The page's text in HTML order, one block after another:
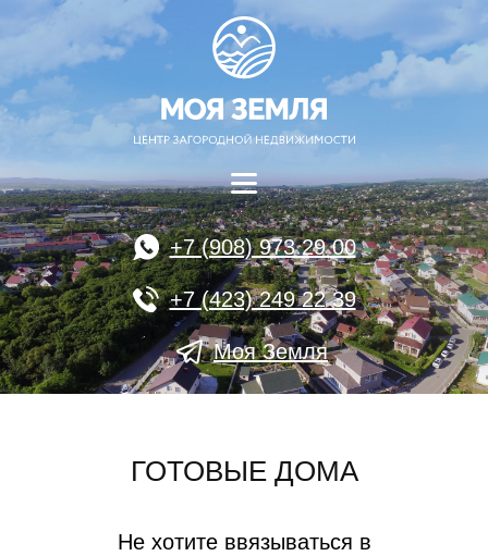
+7 (908) 973 29 00
+7 (423) 249 22 39
Моя Земля
ГОТОВЫЕ ДОМА
Не хотите ввязываться в